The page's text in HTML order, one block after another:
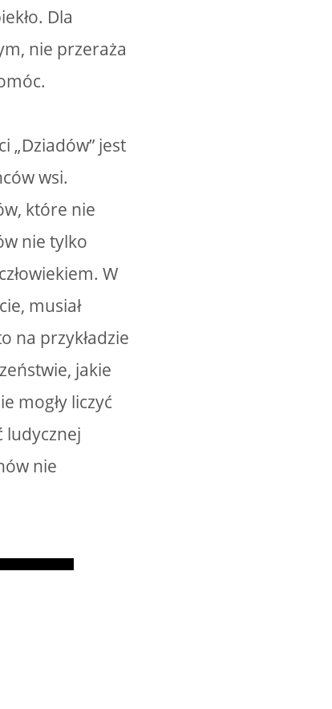
Dla
nie przeraża
„Dziadów” jest
wsi.
które nie
nie tylko
W
musiał
na przykładzie
jakie
mogły liczyć
ludycznej
nie